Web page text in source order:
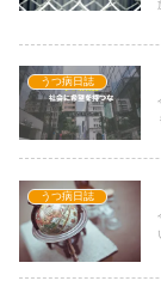
うつ病日誌
うつ病日誌